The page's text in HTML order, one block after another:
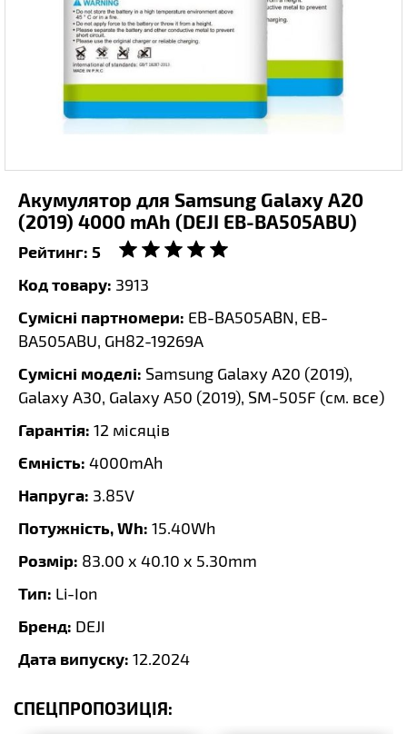
Акумулятор для Samsung Galaxy A20
(2019) 4000 mAh (DEJI EB-BA505ABU)
Рейтинг: 5
Код товару: 3913
Сумісні партномери: EB-BA505ABN, EB-
BA505ABU, GH82-19269A
Сумісні моделі: Samsung Galaxy A20 (2019),
Galaxy A30, Galaxy A50 (2019), SM-505F (см. все)
Гарантія: 12 місяців
Ємність: 4000mAh
Напруга: 3.85V
Потужність, Wh: 15.40Wh
Розмір: 83.00 x 40.10 x 5.30mm
Тип: Li-Ion
Бренд: DEJI
Дата випуску: 12.2024
СПЕЦПРОПОЗИЦІЯ: